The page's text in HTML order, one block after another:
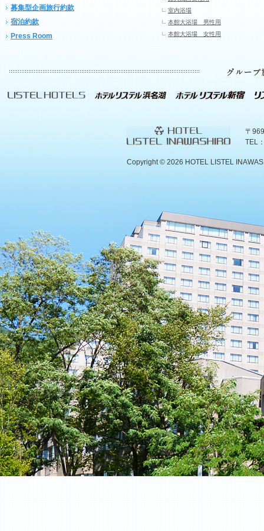
募集型企画旅行約款
宿泊約款
Press Room
室内浴場
本館大浴場 男性用
本館大浴場 女性用
〒
TEL
Copyright © 2026 HOTEL LISTEL